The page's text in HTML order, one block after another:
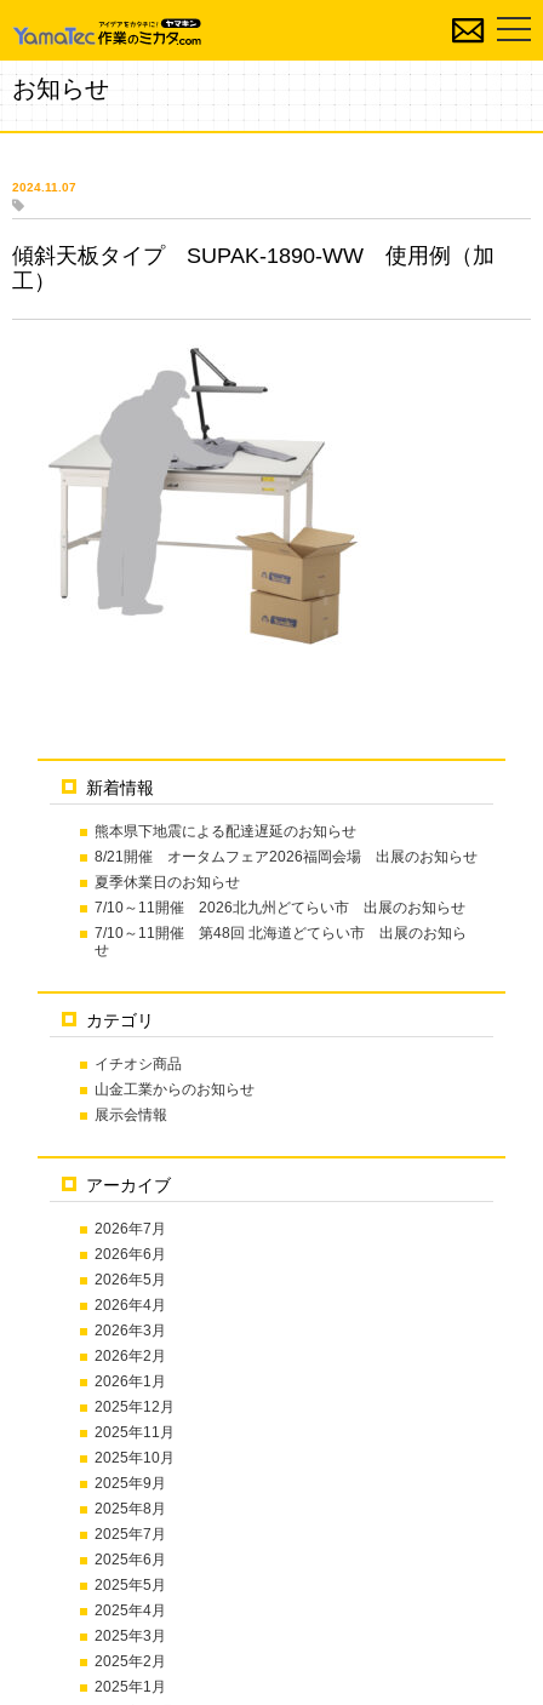
お知らせ
新着情報
熊本県下地震による配達遅延のお知らせ
8/21開催 オータムフェア2026福岡会場 出展のお知らせ
夏季休業日のお知らせ
7/10～11開催 2026北九州どてらい市 出展のお知らせ
7/10～11開催 第48回 北海道どてらい市 出展のお知ら
せ
カテゴリ
イチオシ商品
山金工業からのお知らせ
展示会情報
アーカイブ
2026年7月
2026年6月
2026年5月
2026年4月
2026年3月
2026年2月
2026年1月
2025年12月
2025年11月
2025年10月
2025年9月
2025年8月
2025年7月
2025年6月
2025年5月
2025年4月
2025年3月
2025年2月
2025年1月
2024.11.07
傾斜天板タイプ SUPAK-1890-WW 使用例（加
工）